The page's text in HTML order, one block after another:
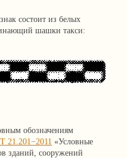
состоит из белых
шашки такси:
обозначениям
21.201−2011 «Условные
зданий, сооружений